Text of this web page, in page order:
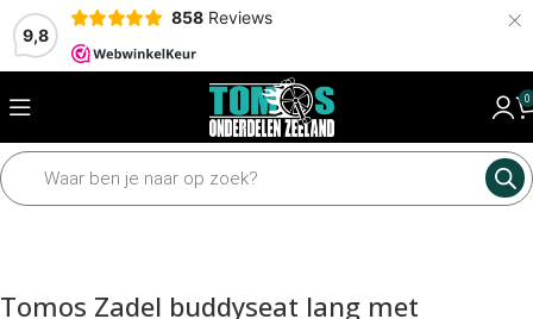
9,8
858 Reviews ×
0
Home Framedelen Zadels
Tomos Zadel buddyseat lang met